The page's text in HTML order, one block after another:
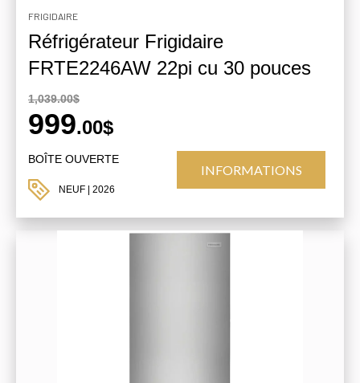
FRIGIDAIRE
Réfrigérateur Frigidaire
FRTE2246AW 22pi cu 30 pouces
1,039.00$
999.00$
BOÎTE OUVERTE
NEUF | 2026
INFORMATIONS